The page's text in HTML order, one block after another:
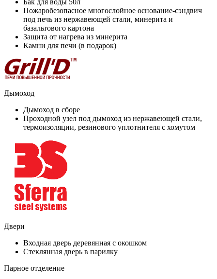
Бак для воды 50л
Пожаробезопасное многослойное основание-сэндвич
под печь из нержавеющей стали, минерита и
базальтового картона
Защита от нагрева из минерита
Камни для печи (в подарок)
Дымоход
Дымоход в сборе
Проходной узел под дымоход из нержавеющей стали,
термоизоляции, резинового уплотнителя с хомутом
Двери
Входная дверь деревянная с окошком
Стеклянная дверь в парилку
Парное отделение